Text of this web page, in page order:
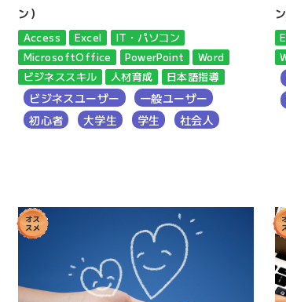
ン）
Access Excel
IT・パソコン
MicrosoftOffice
PowerPoint
Word
ビジネススキル
人材育成 日本語指導
ビジネスユーザー
一般ユーザー
初心者
大学生 学生 社会人
ン